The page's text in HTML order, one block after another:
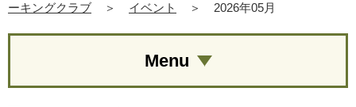
ーキングクラブ
＞ イベント ＞ 2026年05月
Menu